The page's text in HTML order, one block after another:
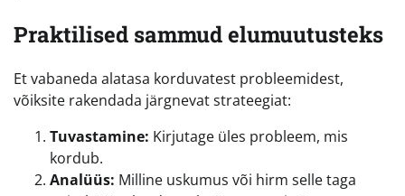
Praktilised sammud elumuutusteks
Et vabaneda alatasa korduvatest probleemidest,
võiksite rakendada järgnevat strateegiat:
Tuvastamine: Kirjutage üles probleem, mis
kordub.
Analüüs: Milline uskumus või hirm selle taga